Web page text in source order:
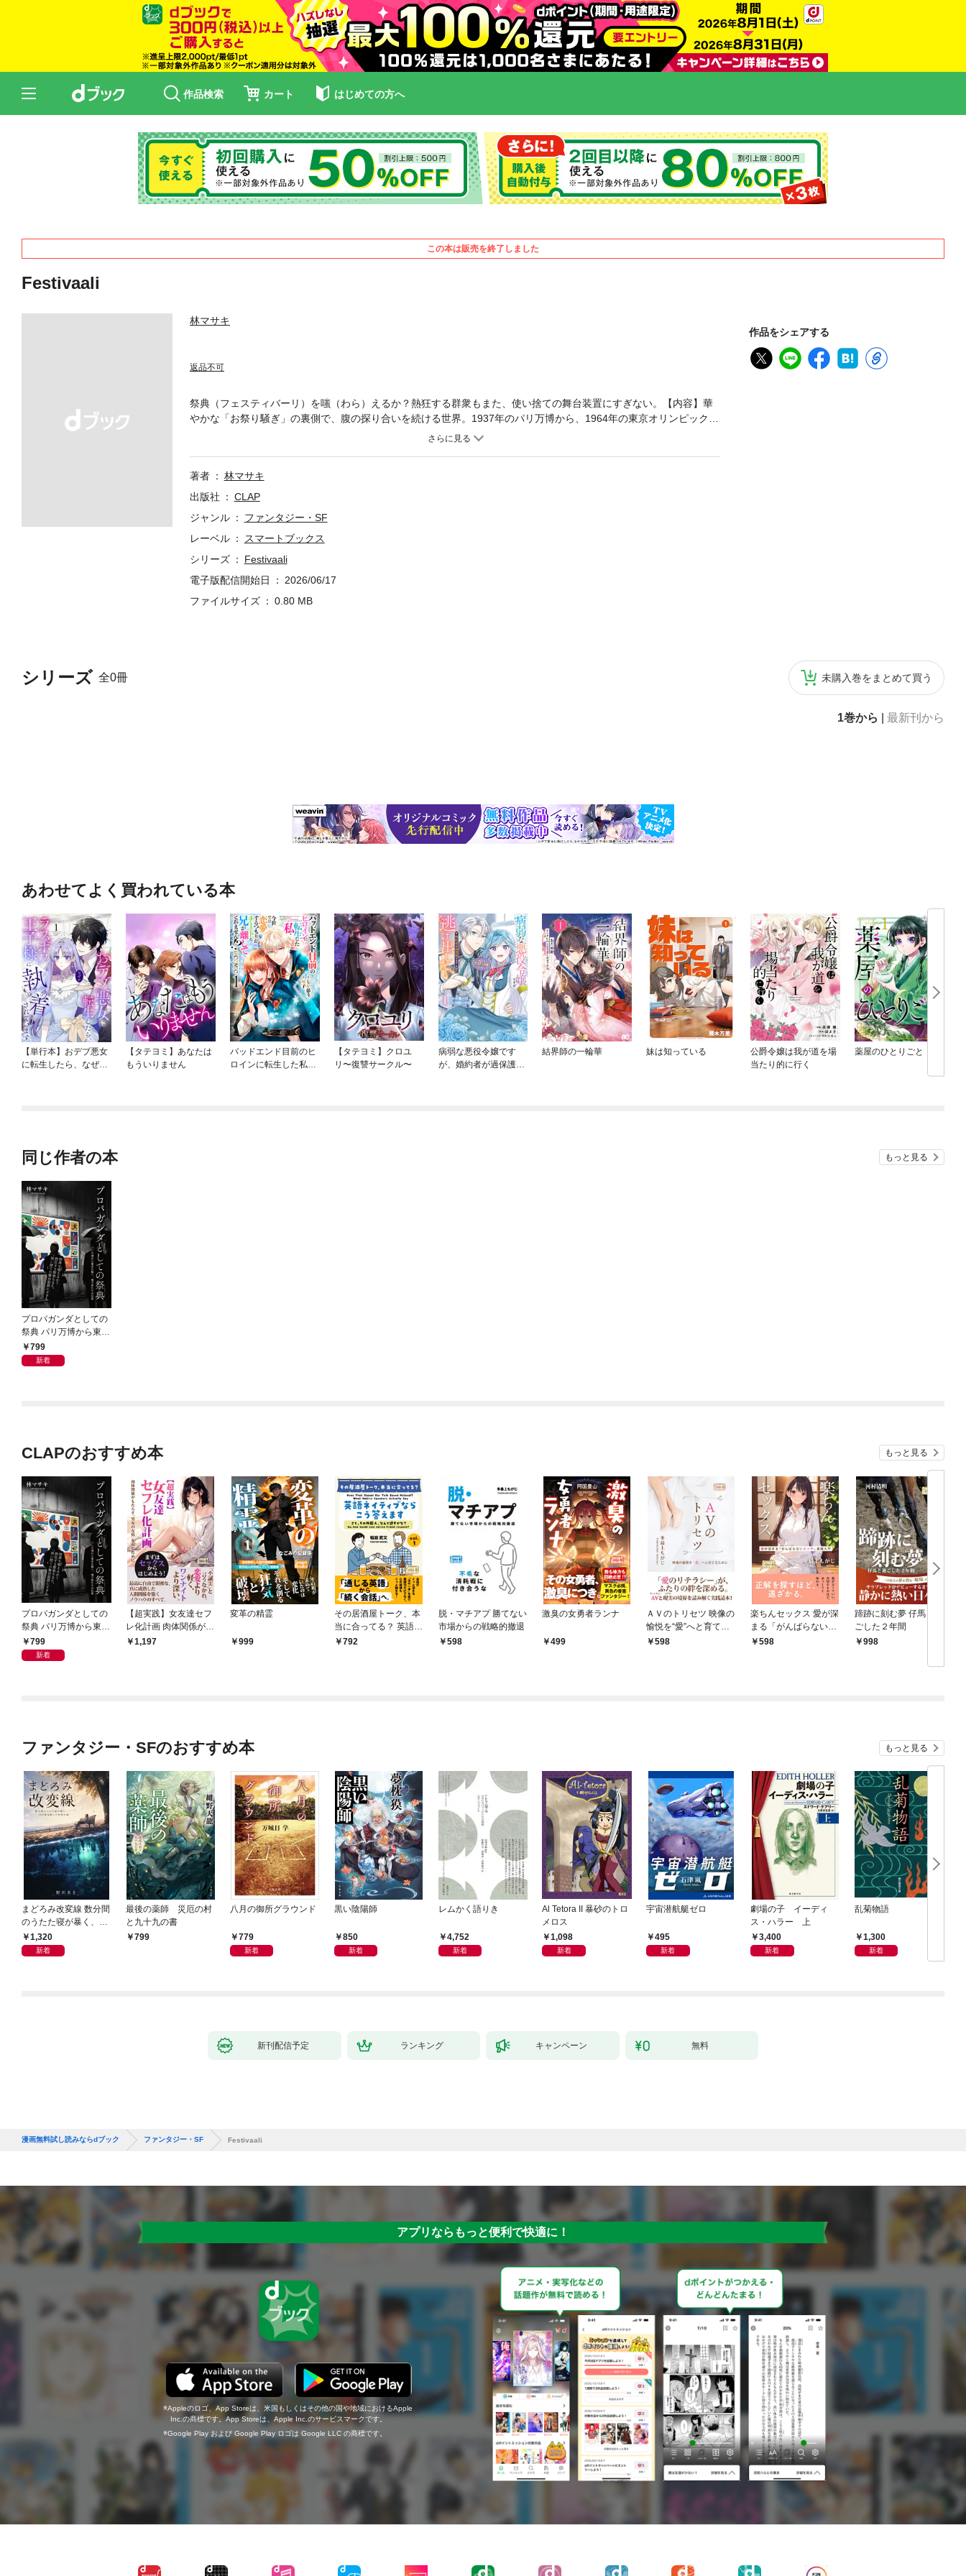
作品検索 カート はじめての方へ
この本は販売を終了しました
Festivaali
林マサキ
返品不可
作品をシェアする
シリーズ 全0冊 未購入巻をまとめて買う
1巻から 最新刊から
祭典（フェスティバーリ）を嗤（わら）えるか？熱狂する群衆もまた、使い捨ての舞台装置にすぎない。【内容】華
やかな「お祭り騒ぎ」の裏側で、腹の探り合いを続ける世界。1937年のパリ万博から、1964年の東京オリンピック
へ。平和の祭典という大義名分の裏で蠢くのは、独裁者のエゴ、莫大なカネ、そして国家間の泥沼の外交戦だった―
モアを交えて描き出す、極上の歴史エンターテインメント！【目次】祭典の果て 第一話 パビリオンの遅延 第二
話 デザインの国のパビリオン 第三話 鷲と男女の労働者 第四話 スペイン館とゲルニカ 第五話 ファシズム
九話 ミュンヘン会談 第十話 ニューヨーク万博一九三九 第十一話 トレジャーアイランド 第十二話 万博の
終わり勝利の街の祭典 第一話 国とテレビ 第二話 首都ジャカルタ改造 第三話 ジャカルタの混乱 第四話
ガネフォ 第五話 常に前進！
著者
林マサキ
出版社
CLAP
ジャンル
ファンタジー・SF
レーベル
スマートブックス
シリーズ
Festivaali
電子版配信開始日
2026/06/17
ファイルサイズ
0.80 MB
あわせてよく買われている本
【単行本】おデブ悪女
に転生したら、なぜか
【タテヨミ】あなたは
もういりません
バッドエンド目前のヒ
ロインに転生した私、
【タテヨミ】クロユ
リ〜復讐サークル〜
病弱な悪役令嬢です
が、婚約者が過保護す
結界師の一輪華 妹は知っている
公爵令嬢は我が道を場
当たり的に行く
薬屋のひとりごと
同じ作者の本 もっと見る
プロパガンダとしての
祭典 パリ万博から東京
五輪へ、権力者たちの
狂宴
799
新着
CLAPのおすすめ本 もっと見る
プロパガンダとしての
祭典 パリ万博から東京
五輪へ、権力者たちの
狂宴
799
新着
【超実践】女友達セフ
レ化計画 肉体関係がも
たらす「男女の友情」
1,197
変革の精霊
999
その居酒屋トーク、本
当に合ってる？ 英語ネ
イティブならこう答え
792
脱・マチアプ 勝てない
市場からの戦略的撤退
598
激臭の女勇者ランナ
499
ＡＶのトリセツ 映像の
愉悦を“愛”へと育てる
ために
598
楽ちんセックス 愛が深
まる「がんばらないエ
ッチ」実践入門
598
蹄跡に刻む夢 仔馬と過
ごした２年間
998
ファンタジー・SFのおすすめ本 もっと見る
まどろみ改変線 数分間
のうたた寝が暴く、18
0度反転した世界の謎
1,320
新着
最後の薬師 災厄の村
と九十九の書
799
八月の御所グラウンド
779
新着
黒い陰陽師
850
新着
レムかく語りき
4,752
新着
Al Tetora II 暴砂のトロ
メロス
1,098
新着
宇宙潜航艇ゼロ
495
新着
劇場の子 イーディ
ス・ハラー 上
3,400
新着
乱菊物語
1,300
新着
新刊配信予定 ランキング キャンペーン 無料
漫画無料試し読みならdブック ファンタジー・SF Festivaali
アプリならもっと便利で快適に！
Appleのロゴ、App Storeは、米国もしくはその他の国や地域におけるApple
Inc.の商標です。App Storeは、Apple Inc.のサービスマークです。
Google Play および Google Play ロゴは Google LLC の商標です。